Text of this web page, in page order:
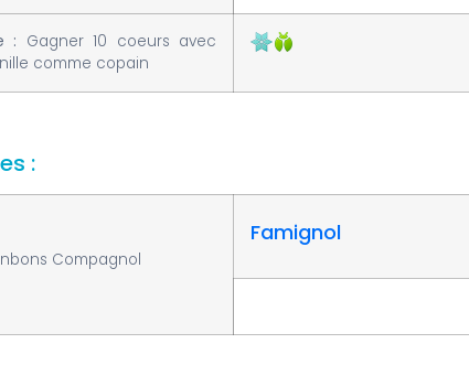
: Gagner 10 coeurs avec
comme copain
:
Compagnol
Famignol